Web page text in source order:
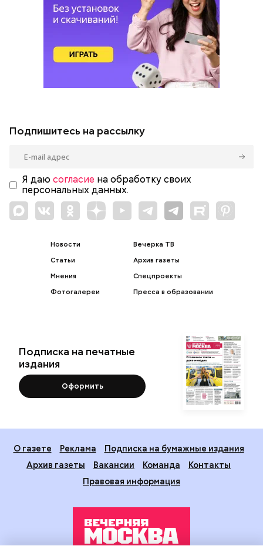
Подпишитесь на рассылку
Я даю согласие на обработку своих
персональных данных.
Новости
Статьи
Мнения
Фотогалереи
Вечерка ТВ
Архив газеты
Спецпроекты
Пресса в образовании
Подписка на печатные
издания
Оформить
О газете Реклама
Подписка на бумажные издания
Архив газеты
Вакансии Команда
Контакты
Правовая информация